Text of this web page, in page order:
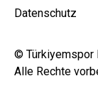
Datenschutz
© Türkiyemspor
Alle Rechte